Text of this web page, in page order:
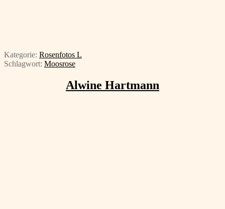
Kategorie: Rosenfotos L
Schlagwort: Moosrose
Alwine Hartmann